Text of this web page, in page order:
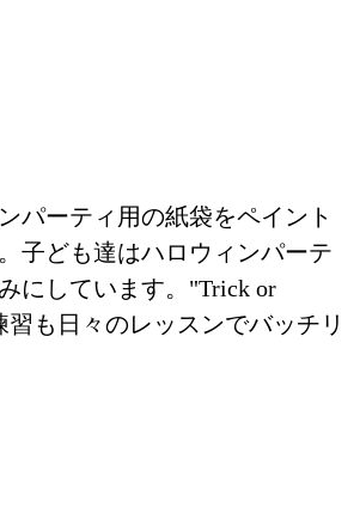
パーティ用の紙袋をペイント
子ども達はハロウィンパーテ
にしています。"Trick or
習も日々のレッスンでバッチリ